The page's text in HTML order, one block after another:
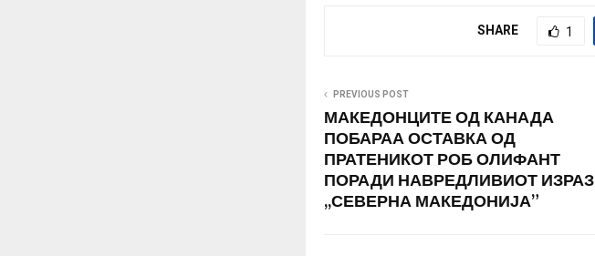
SHARE 1
PREVIOUS POST
МАКЕДОНЦИТЕ ОД КАНАДА
ПОБАРАА ОСТАВКА ОД
ПРАТЕНИКОТ РОБ ОЛИФАНТ
ПОРАДИ НАВРЕДЛИВИОТ ИЗРАЗ
,,СЕВЕРНА МАКЕДОНИЈА”